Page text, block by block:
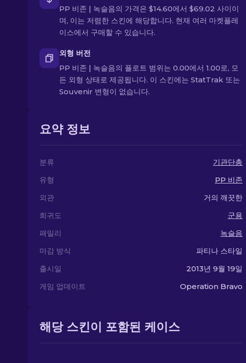
PP 비존 | 녹슬음의 가격은 $14.60에서 $69.02 사이이
며, 이는 저렴한 스킨에 해당합니다. 현재 여러 마켓플레
이스에서 구매할 수 있습니다.
외형 버전
PP 비존 | 녹슬음의 플로트 범위는 0.00에서 1.00로, 모
든 외형 상태로 제공됩니다. 이 스킨에는 StatTrak 또는
Souvenir 변형이 없습니다.
요약 정보
분류
기관단총
유형
PP 비존
외관
거의 깨끗한
희귀도
군용
패밀리
녹슬음
마감 방식
파티나 스타일
출시일
2013년 9월 19일
게임 업데이트
Operation Bravo
해당 스킨이 포함된 케이스